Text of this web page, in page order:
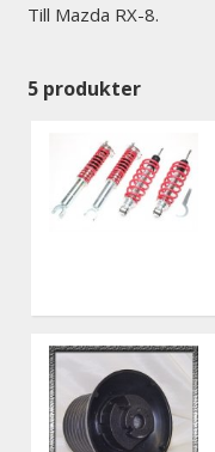
Till Mazda RX-8.
5 produkter